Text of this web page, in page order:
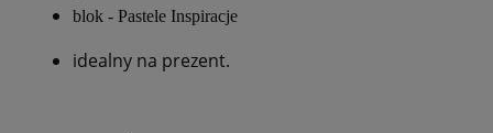
blok - Pastele Inspiracje
idealny na prezent.